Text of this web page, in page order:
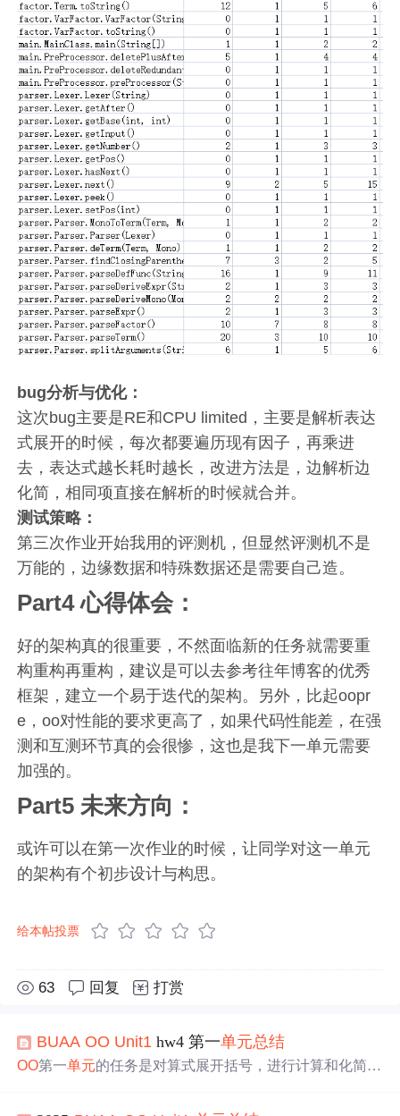
bug分析与优化：
这次bug主要是RE和CPU limited，主要是解析表达
式展开的时候，每次都要遍历现有因子，再乘进
去，表达式越长耗时越长，改进方法是，边解析边
化简，相同项直接在解析的时候就合并。
测试策略：
第三次作业开始我用的评测机，但显然评测机不是
万能的，边缘数据和特殊数据还是需要自己造。
Part4 心得体会：
好的架构真的很重要，不然面临新的任务就需要重
构重构再重构，建议是可以去参考往年博客的优秀
框架，建立一个易于迭代的架构。另外，比起oopr
e，oo对性能的要求更高了，如果代码性能差，在强
测和互测环节真的会很惨，这也是我下一单元需要
加强的。
Part5 未来方向：
或许可以在第一次作业的时候，让同学对这一单元
的架构有个初步设计与构思。
给本帖投票
63 回复 打赏
BUAA OO Unit1 hw4 第一单元总结
OO第一单元的任务是对算式展开括号，进行计算和化简，